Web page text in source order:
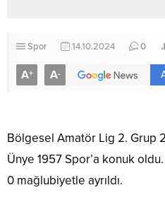
Spor 14.10.2024 0
A+ A-
Bölgesel Amatör Lig 2. Grup
Ünye 1957 Spor’a konuk
0 mağlubiyetle ayrıldı.